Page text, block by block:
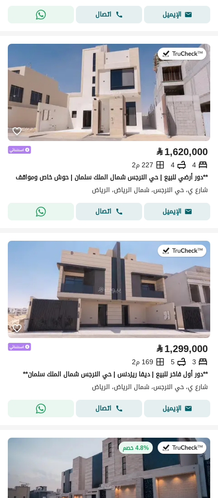
الإيميل
اتصال
في:28 يوليو 2026
⃁1,620,000
4
4
227 م2
**دور أرضي للبيع | حي النرجس شمال الملك سلمان | حوش خاص ومواقف
شارع ي، حي النرجس، شمال الرياض، الرياض
الإيميل
اتصال
⃁1,299,000
3
5
169 م2
**دور أول فاخر للبيع | ديفا ريزدنس | حي النرجس شمال الملك سلمان**
شارع ي، حي النرجس، شمال الرياض، الرياض
الإيميل
اتصال
في:20 يوليو 20264.8% خصم